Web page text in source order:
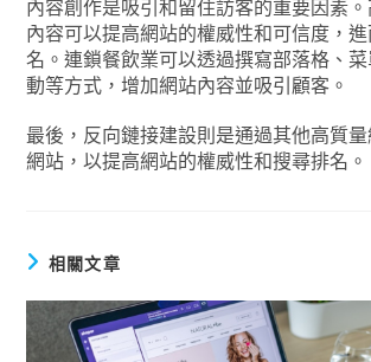
內容創作是吸引和留住訪客的重要因素
內容可以提高網站的權威性和可信度，進
名。連鎖餐飲業可以透過撰寫部落格、
動等方式，增加網站內容並吸引顧客。
最後，反向鏈接建設則是通過其他高質
網站，以提高網站的權威性和搜尋排名。
相關文章